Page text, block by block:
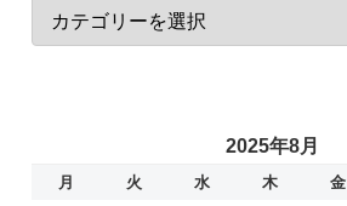
2025年8月
月 火 水 木 金